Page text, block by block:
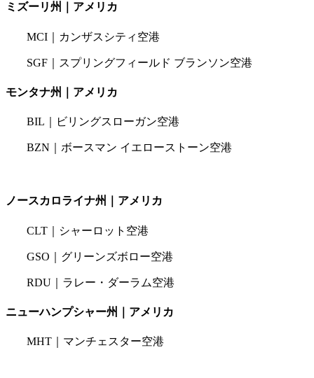
ミズーリ州｜アメリカ
MCI｜カンザスシティ空港
SGF｜スプリングフィールド ブランソン空港
モンタナ州｜アメリカ
BIL｜ビリングスローガン空港
BZN｜ボースマン イエローストーン空港
ノースカロライナ州｜アメリカ
CLT｜シャーロット空港
GSO｜グリーンズボロー空港
RDU｜ラレー・ダーラム空港
ニューハンプシャー州｜アメリカ
MHT｜マンチェスター空港